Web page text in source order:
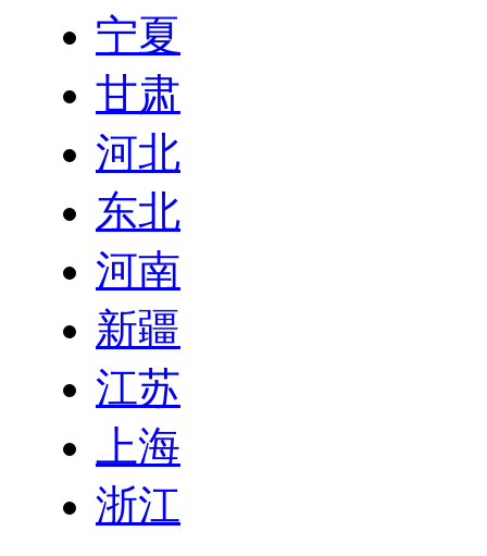
宁夏
甘肃
河北
东北
河南
新疆
江苏
上海
浙江